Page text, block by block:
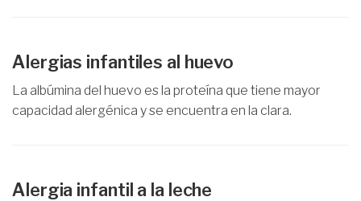
Alergias infantiles al huevo
La albúmina del huevo es la proteína que tiene mayor
capacidad alergénica y se encuentra en la clara.
Alergia infantil a la leche